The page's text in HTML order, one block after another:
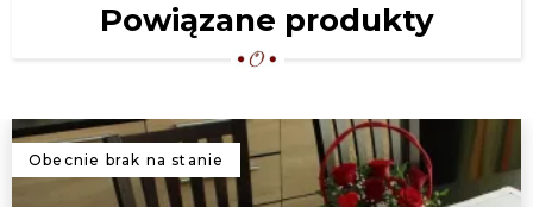
Powiązane produkty
Obecnie brak na stanie